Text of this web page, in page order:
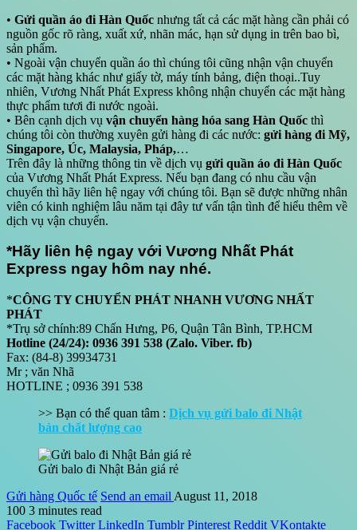
• Gửi quần áo đi Hàn Quốc nhưng tất cả các mặt hàng cần phải có
nguồn gốc rõ ràng, xuất xứ, nhãn mác, hạn sử dụng in trên bao bì,
sản phẩm.
• Ngoài vận chuyển quần áo thì chúng tôi cũng nhận vận chuyển
các mặt hàng khác như giấy tờ, máy tính bảng, điện thoại..Tuy
nhiên, Vương Nhất Phát Express không nhận chuyển các mặt hàng
thực phẩm tươi đi nước ngoài.
• Bên cạnh dịch vụ vận chuyển hàng hóa sang Hàn Quốc thì
chúng tôi còn thường xuyên gửi hàng đi các nước: gửi hàng đi Mỹ,
Singapore, Úc, Malaysia, Pháp,…
Trên đây là những thông tin về dịch vụ gửi quần áo đi Hàn Quốc
của Vương Nhất Phát Express. Nếu bạn đang có nhu cầu vận
chuyển thì hãy liên hệ ngay với chúng tôi. Bạn sẽ được những nhân
viên có kinh nghiệm lâu năm tại đây tư vấn tận tình để hiểu thêm về
dịch vụ vận chuyển.
*Hãy liên hệ ngay với Vương Nhất Phát
Express ngay hôm nay nhé.
*CÔNG TY CHUYỂN PHÁT NHANH VƯƠNG NHẤT
PHÁT
*Trụ sở chính:89 Chấn Hưng, P6, Quận Tân Bình, TP.HCM
Hotline (24/24): 0936 391 538 (Zalo. Viber. fb)
Fax: (84-8) 39934731
Mr ; văn Nhã
HOTLINE ; 0936 391 538
>> Bạn có thể quan tâm : Dịch vụ gửi balo đi Nhật
bản chất lượng cao
Gửi balo đi Nhật Bản giá rẻ
Gửi hàng Quốc tế Send an email August 11, 2018
100 3 minutes read
Facebook Twitter LinkedIn Tumblr Pinterest Reddit VKontakte